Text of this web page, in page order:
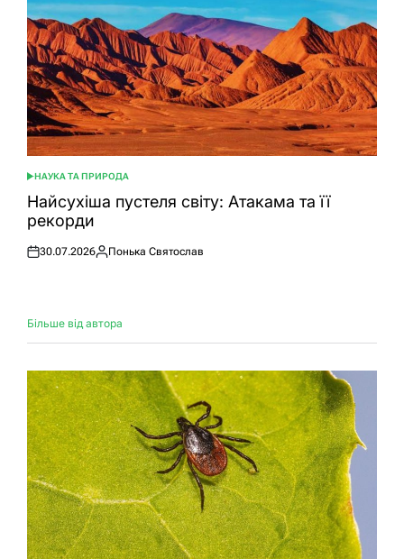
ОПУБЛІКУВАТИ
У
НАУКА ТА ПРИРОДА
Найсухіша пустеля світу: Атакама та її
рекорди
Оприлюднено
30.07.2026
Опубліковано
Понька Святослав
Більше від автора